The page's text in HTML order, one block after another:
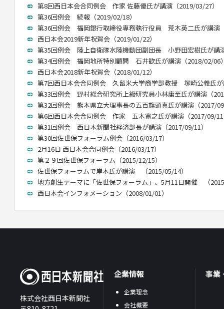
第8回西日本会合同例会 作家 佐藤優氏が講演（2019/03/27）
第36回例会 続報（2019/02/18）
第36回例会 福岡銀行取締役専務執行役員 荒木英二氏が講演
西日本会2019新年祝賀会（2019/01/22）
第35回例会 陸上自衛隊水陸機動団副団長 小野田宏樹氏が講
第34回例会 福岡地所特別顧問 石井歓氏が講演（2018/02/06
西日本会2018新年祝賀会（2018/01/12）
第7回西日本会合同例会 久留米大学商学部教授 塚崎公義氏が
第33回例会 野村総合研究所上級研究員小林庸至氏が講演（
第32回例会 熊本県立大理事長の五百旗頭真氏が講演（2017/
第6回西日本会合同例会 作家 五木寛之氏が講演（2017/09/
第31回例会 西日本新聞社経済部長が講演（2017/09/11）
第30回佐世保フォーラム例会（2016/03/17）
2月16日 西日本会合同例会（2016/03/17）
第２９回佐世保フォーラム（2015/12/15）
佐世保フォーラムで岸本氏が講演 （2015/05/14）
地方創生テーマに「佐世保フォーラム」、5月11日開催 （
西日本会インフォメーション（2008/01/01）
株式会社西日本新聞社
企業情報
企業理念
会社概要
事業